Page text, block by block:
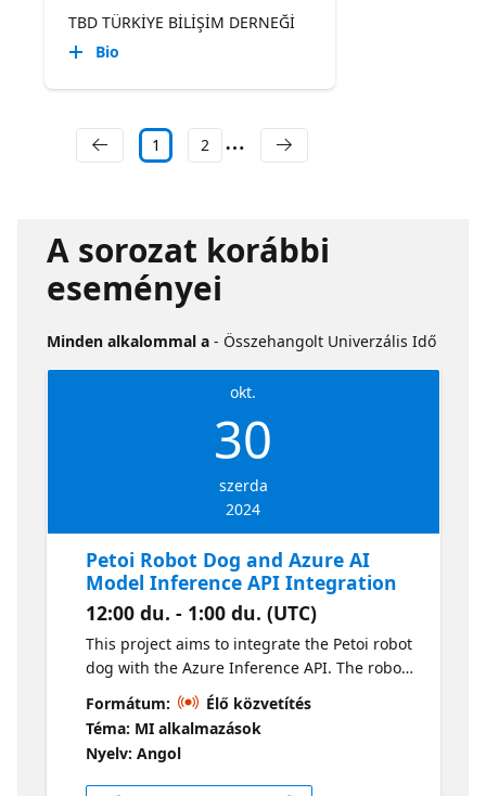
TBD TÜRKİYE BİLİŞİM DERNEĞİ
Bio
1 2
A sorozat korábbi
eseményei
Minden alkalommal a - Összehangolt Univerzális Idő
okt.
30
szerda
2024
Petoi Robot Dog and Azure AI
Model Inference API Integration
12:00 du. - 1:00 du. (UTC)
This project aims to integrate the Petoi robot
dog with the Azure Inference API. The robot
dog, used in STEM projects, has four legs
and eight joints, all of which can move
independently. The objective of this project
is to enable communication with the robot
dog in human language and to utilize the
Formátum:
Élő közvetítés
Téma: MI alkalmazások
Nyelv: Angol